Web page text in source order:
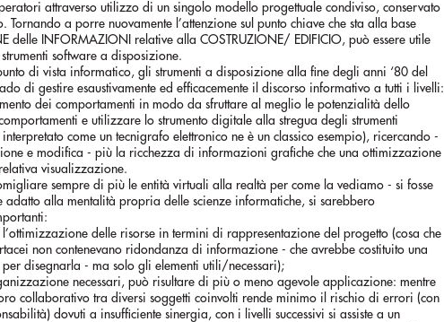
attraverso utilizzo di un singolo modello progettuale condiviso, conservato
a porre nuovamente l’attenzione sul punto chiave che sta alla base
delle INFORMAZIONI relative alla COSTRUZIONE/ EDIFICIO, può essere utile
software a disposizione.
di vista informatico, gli strumenti a disposizione alla fine degli anni ‘80 del
di gestire esaustivamente ed efficacemente il discorso informativo a tutti i livelli:
dei comportamenti in modo da sfruttare al meglio le potenzialità dello
e utilizzare lo strumento digitale alla stregua degli strumenti
come un tecnigrafo elettronico ne è un classico esempio), ricercando -
e modifica - più la ricchezza di informazioni grafiche che una ottimizzazione
visualizzazione.
sempre di più le entità virtuali alla realtà per come la vediamo - si fosse
alla mentalità propria delle scienze informatiche, si sarebbero
delle risorse in termini di rappresentazione del progetto (cosa che
non contenevano ridondanza di informazione - che avrebbe costituito una
disegnarla - ma solo gli elementi utili/necessari);
necessari, può risultare di più o meno agevole applicazione: mentre
collaborativo tra diversi soggetti coinvolti rende minimo il rischio di errori (con
dovuti a insufficiente sinergia, con i livelli successivi si assiste a un